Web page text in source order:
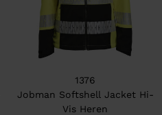
1376
Jobman Softshell Jacket Hi-
Vis Heren